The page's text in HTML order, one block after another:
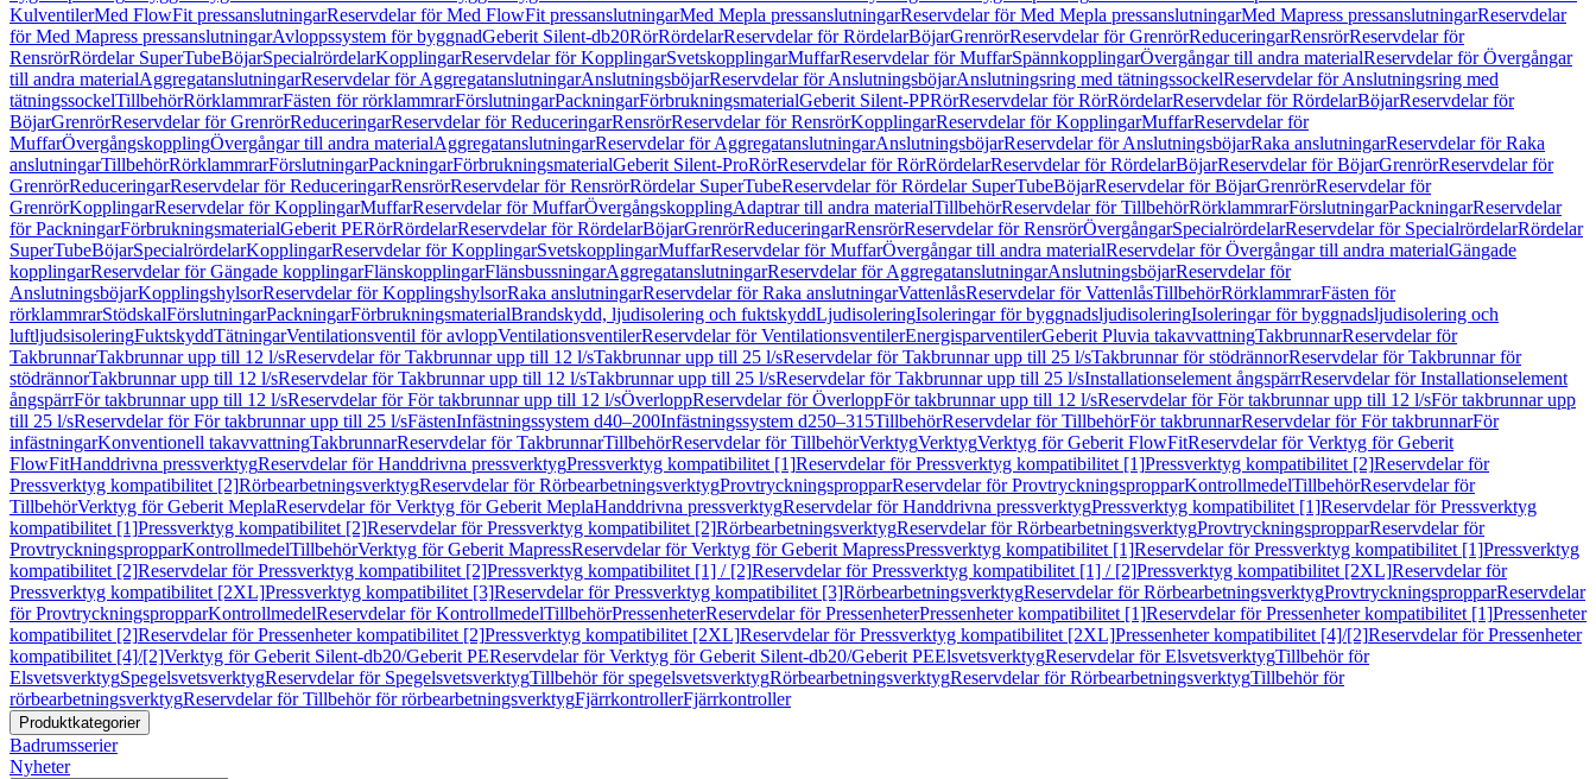
KulventilerMed FlowFit pressanslutningarReservdelar för Med FlowFit pressanslutningarMed Mepla pressanslutningarReservdelar för Med Mepla pressanslutningarMed Mapress pressanslutningarReservdelar
för Med Mapress pressanslutningarAvloppssystem för byggnadGeberit Silent-db20RörRördelarReservdelar för RördelarBöjarGrenrörReservdelar för GrenrörReduceringarRensrörReservdelar för
RensrörRördelar SuperTubeBöjarSpecialrördelarKopplingarReservdelar för KopplingarSvetskopplingarMuffarReservdelar för MuffarSpännkopplingarÖvergångar till andra materialReservdelar för Övergångar
till andra materialAggregatanslutningarReservdelar för AggregatanslutningarAnslutningsböjarReservdelar för AnslutningsböjarAnslutningsring med tätningssockelReservdelar för Anslutningsring med
tätningssockelTillbehörRörklammrarFästen för rörklammrarFörslutningarPackningarFörbrukningsmaterialGeberit Silent-PPRörReservdelar för RörRördelarReservdelar för RördelarBöjarReservdelar för
BöjarGrenrörReservdelar för GrenrörReduceringarReservdelar för ReduceringarRensrörReservdelar för RensrörKopplingarReservdelar för KopplingarMuffarReservdelar för
MuffarÖvergångskopplingÖvergångar till andra materialAggregatanslutningarReservdelar för AggregatanslutningarAnslutningsböjarReservdelar för AnslutningsböjarRaka anslutningarReservdelar för Raka
anslutningarTillbehörRörklammrarFörslutningarPackningarFörbrukningsmaterialGeberit Silent-ProRörReservdelar för RörRördelarReservdelar för RördelarBöjarReservdelar för BöjarGrenrörReservdelar för
GrenrörReduceringarReservdelar för ReduceringarRensrörReservdelar för RensrörRördelar SuperTubeReservdelar för Rördelar SuperTubeBöjarReservdelar för BöjarGrenrörReservdelar för
GrenrörKopplingarReservdelar för KopplingarMuffarReservdelar för MuffarÖvergångskopplingAdaptrar till andra materialTillbehörReservdelar för TillbehörRörklammrarFörslutningarPackningarReservdelar
för PackningarFörbrukningsmaterialGeberit PERörRördelarReservdelar för RördelarBöjarGrenrörReduceringarRensrörReservdelar för RensrörÖvergångarSpecialrördelarReservdelar för SpecialrördelarRördelar
SuperTubeBöjarSpecialrördelarKopplingarReservdelar för KopplingarSvetskopplingarMuffarReservdelar för MuffarÖvergångar till andra materialReservdelar för Övergångar till andra materialGängade
kopplingarReservdelar för Gängade kopplingarFlänskopplingarFlänsbussningarAggregatanslutningarReservdelar för AggregatanslutningarAnslutningsböjarReservdelar för
AnslutningsböjarKopplingshylsorReservdelar för KopplingshylsorRaka anslutningarReservdelar för Raka anslutningarVattenlåsReservdelar för VattenlåsTillbehörRörklammrarFästen för
rörklammrarStödskalFörslutningarPackningarFörbrukningsmaterialBrandskydd, ljudisolering och fuktskyddLjudisoleringIsoleringar för byggnadsljudisoleringIsoleringar för byggnadsljudisolering och
luftljudsisoleringFuktskyddTätningarVentilationsventil för avloppVentilationsventilerReservdelar för VentilationsventilerEnergisparventilerGeberit Pluvia takavvattningTakbrunnarReservdelar för
TakbrunnarTakbrunnar upp till 12 l/sReservdelar för Takbrunnar upp till 12 l/sTakbrunnar upp till 25 l/sReservdelar för Takbrunnar upp till 25 l/sTakbrunnar för stödrännorReservdelar för Takbrunnar för
stödrännorTakbrunnar upp till 12 l/sReservdelar för Takbrunnar upp till 12 l/sTakbrunnar upp till 25 l/sReservdelar för Takbrunnar upp till 25 l/sInstallationselement ångspärrReservdelar för Installationselement
ångspärrFör takbrunnar upp till 12 l/sReservdelar för För takbrunnar upp till 12 l/sÖverloppReservdelar för ÖverloppFör takbrunnar upp till 12 l/sReservdelar för För takbrunnar upp till 12 l/sFör takbrunnar upp
till 25 l/sReservdelar för För takbrunnar upp till 25 l/sFästenInfästningssystem d40–200Infästningssystem d250–315TillbehörReservdelar för TillbehörFör takbrunnarReservdelar för För takbrunnarFör
infästningarKonventionell takavvattningTakbrunnarReservdelar för TakbrunnarTillbehörReservdelar för TillbehörVerktygVerktygVerktyg för Geberit FlowFitReservdelar för Verktyg för Geberit
FlowFitHanddrivna pressverktygReservdelar för Handdrivna pressverktygPressverktyg kompatibilitet [1]Reservdelar för Pressverktyg kompatibilitet [1]Pressverktyg kompatibilitet [2]Reservdelar för
Pressverktyg kompatibilitet [2]RörbearbetningsverktygReservdelar för RörbearbetningsverktygProvtryckningspropparReservdelar för ProvtryckningspropparKontrollmedelTillbehörReservdelar för
TillbehörVerktyg för Geberit MeplaReservdelar för Verktyg för Geberit MeplaHanddrivna pressverktygReservdelar för Handdrivna pressverktygPressverktyg kompatibilitet [1]Reservdelar för Pressverktyg
kompatibilitet [1]Pressverktyg kompatibilitet [2]Reservdelar för Pressverktyg kompatibilitet [2]RörbearbetningsverktygReservdelar för RörbearbetningsverktygProvtryckningspropparReservdelar för
ProvtryckningspropparKontrollmedelTillbehörVerktyg för Geberit MapressReservdelar för Verktyg för Geberit MapressPressverktyg kompatibilitet [1]Reservdelar för Pressverktyg kompatibilitet [1]Pressverktyg
kompatibilitet [2]Reservdelar för Pressverktyg kompatibilitet [2]Pressverktyg kompatibilitet [1] / [2]Reservdelar för Pressverktyg kompatibilitet [1] / [2]Pressverktyg kompatibilitet [2XL]Reservdelar för
Pressverktyg kompatibilitet [2XL]Pressverktyg kompatibilitet [3]Reservdelar för Pressverktyg kompatibilitet [3]RörbearbetningsverktygReservdelar för RörbearbetningsverktygProvtryckningspropparReservdelar
för ProvtryckningspropparKontrollmedelReservdelar för KontrollmedelTillbehörPressenheterReservdelar för PressenheterPressenheter kompatibilitet [1]Reservdelar för Pressenheter kompatibilitet [1]Pressenheter
kompatibilitet [2]Reservdelar för Pressenheter kompatibilitet [2]Pressverktyg kompatibilitet [2XL]Reservdelar för Pressverktyg kompatibilitet [2XL]Pressenheter kompatibilitet [4]/[2]Reservdelar för Pressenheter
kompatibilitet [4]/[2]Verktyg för Geberit Silent-db20/Geberit PEReservdelar för Verktyg för Geberit Silent-db20/Geberit PEElsvetsverktygReservdelar för ElsvetsverktygTillbehör för
ElsvetsverktygSpegelsvetsverktygReservdelar för SpegelsvetsverktygTillbehör för spegelsvetsverktygRörbearbetningsverktygReservdelar för RörbearbetningsverktygTillbehör för
rörbearbetningsverktygReservdelar för Tillbehör för rörbearbetningsverktygFjärrkontrollerFjärrkontroller
Produktkategorier
Badrumsserier
Nyheter